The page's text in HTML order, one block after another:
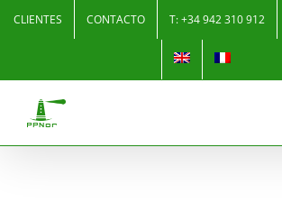
CLIENTES CONTACTO T: +34 942 310 912